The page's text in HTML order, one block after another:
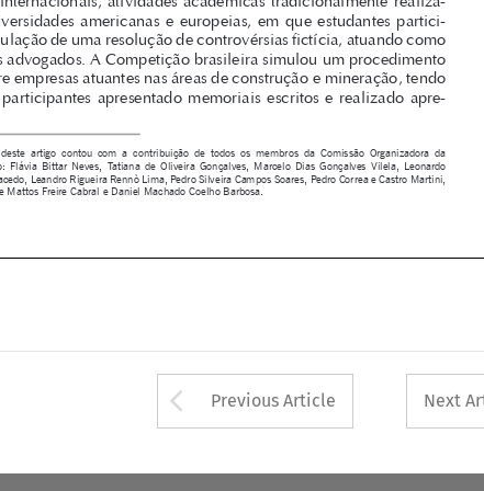









as  equipes  participantes  apresentado  memoriais  escritos  e  realizado  apre-
*
A  redação  deste  artigo  contou  com  a  contribuição  de  todos  os  membros  da  Comissão  Organizadora  da
Competição:  Flávia  Bittar  Neves,  Tatiana  de  Oliveira  Gonçalves,  Marcelo  Dias  Gonçalves  Vilela,  Leonardo
Andrade Macedo, Leandro Rigueira Rennò Lima, Pedro Silveira Campos Soares, Pedro Correa e Castro Martini,
Bernardo de Mattos Freire Cabral e Daniel Machado Coelho Barbosa.
Arrow button used
Previous Article Next